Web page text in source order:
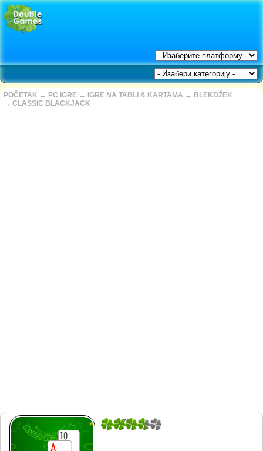
POČETAK → PC IGRE → IGRE NA TABLI & KARTAMA → BLEKDŽEK
→ CLASSIC BLACKJACK
3.75